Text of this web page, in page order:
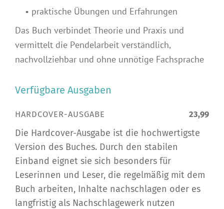
• praktische Übungen und Erfahrungen
Das Buch verbindet Theorie und Praxis und
vermittelt die Pendelarbeit verständlich,
nachvollziehbar und ohne unnötige Fachsprache
Verfügbare Ausgaben
HARDCOVER-AUSGABE 23,99
Die Hardcover-Ausgabe ist die hochwertigste
Version des Buches. Durch den stabilen
Einband eignet sie sich besonders für
Leserinnen und Leser, die regelmäßig mit dem
Buch arbeiten, Inhalte nachschlagen oder es
langfristig als Nachschlagewerk nutzen